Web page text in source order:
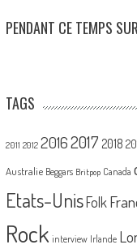
PENDANT CE TEMPS
TAGS
2011 2012 20162017 2018
Australie Beggars Britpop Canada
Etats-UnisFolk
Rock interview Irlande